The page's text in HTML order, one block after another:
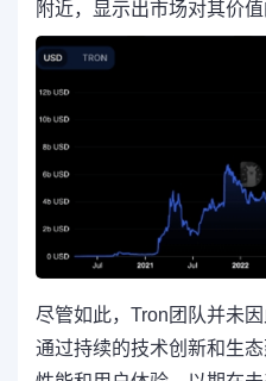
附近，显示出市场对其价值
尽管如此，Tron团队并未
通过持续的技术创新和生